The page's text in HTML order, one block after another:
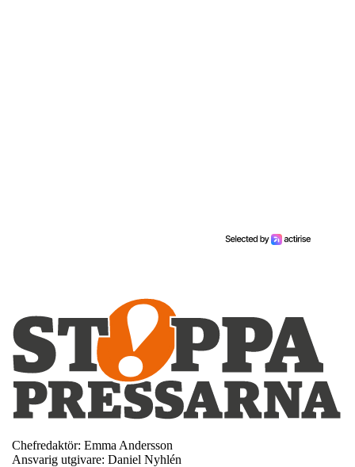
Chefredaktör: Emma Andersson
Ansvarig utgivare: Daniel Nyhlén